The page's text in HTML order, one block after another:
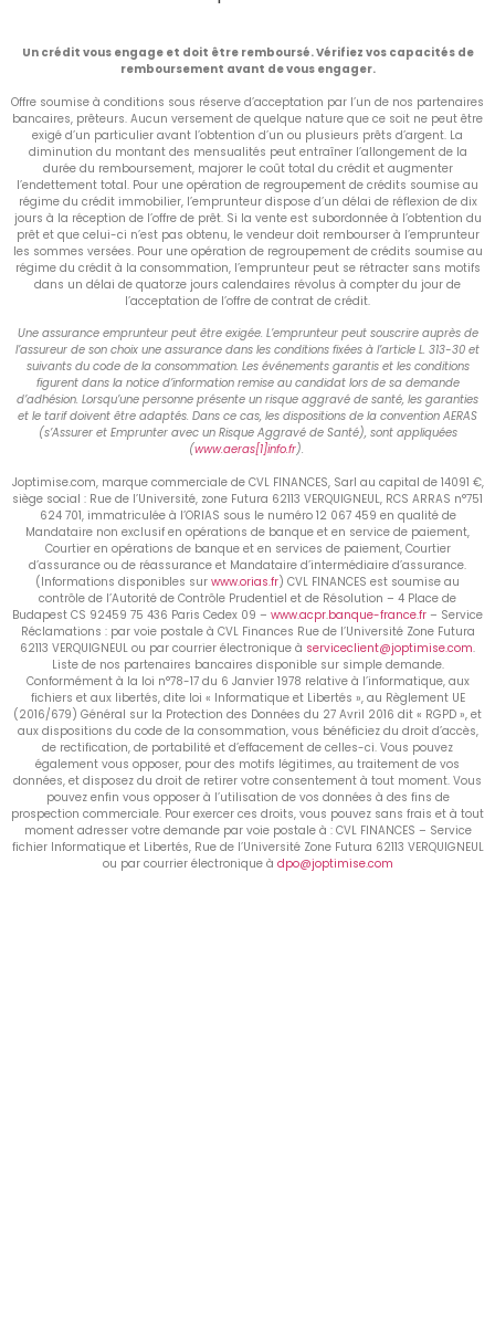
Un crédit vous engage et doit être remboursé. Vérifiez vos capacités de
remboursement avant de vous engager.
Offre soumise à conditions sous réserve d’acceptation par l’un de nos partenaires
bancaires, prêteurs. Aucun versement de quelque nature que ce soit ne peut être
exigé d’un particulier avant l’obtention d’un ou plusieurs prêts d’argent. La
diminution du montant des mensualités peut entraîner l’allongement de la
durée du remboursement, majorer le coût total du crédit et augmenter
l’endettement total. Pour une opération de regroupement de crédits soumise au
régime du crédit immobilier, l’emprunteur dispose d’un délai de réflexion de dix
jours à la réception de l’offre de prêt. Si la vente est subordonnée à l’obtention du
prêt et que celui-ci n’est pas obtenu, le vendeur doit rembourser à l’emprunteur
les sommes versées. Pour une opération de regroupement de crédits soumise au
régime du crédit à la consommation, l’emprunteur peut se rétracter sans motifs
dans un délai de quatorze jours calendaires révolus à compter du jour de
l’acceptation de l’offre de contrat de crédit.
Une assurance emprunteur peut être exigée. L’emprunteur peut souscrire auprès de
l’assureur de son choix une assurance dans les conditions fixées à l’article L. 313-30 et
suivants du code de la consommation. Les événements garantis et les conditions
figurent dans la notice d’information remise au candidat lors de sa demande
d’adhésion. Lorsqu’une personne présente un risque aggravé de santé, les garanties
et le tarif doivent être adaptés. Dans ce cas, les dispositions de la convention AERAS
(s’Assurer et Emprunter avec un Risque Aggravé de Santé), sont appliquées
(www.aeras[1]info.fr).
Joptimise.com, marque commerciale de CVL FINANCES, Sarl au capital de 14091 €,
siège social : Rue de l’Université, zone Futura 62113 VERQUIGNEUL, RCS ARRAS n°751
624 701, immatriculée à l’ORIAS sous le numéro 12 067 459 en qualité de
Mandataire non exclusif en opérations de banque et en service de paiement,
Courtier en opérations de banque et en services de paiement, Courtier
d’assurance ou de réassurance et Mandataire d’intermédiaire d’assurance.
(Informations disponibles sur www.orias.fr) CVL FINANCES est soumise au
contrôle de l’Autorité de Contrôle Prudentiel et de Résolution – 4 Place de
Budapest CS 92459 75 436 Paris Cedex 09 – www.acpr.banque-france.fr – Service
Réclamations : par voie postale à CVL Finances Rue de l’Université Zone Futura
62113 VERQUIGNEUL ou par courrier électronique à serviceclient@joptimise.com.
Liste de nos partenaires bancaires disponible sur simple demande.
Conformément à la loi n°78-17 du 6 Janvier 1978 relative à l’informatique, aux
fichiers et aux libertés, dite loi « Informatique et Libertés », au Règlement UE
(2016/679) Général sur la Protection des Données du 27 Avril 2016 dit « RGPD », et
aux dispositions du code de la consommation, vous bénéficiez du droit d’accès,
de rectification, de portabilité et d’effacement de celles-ci. Vous pouvez
également vous opposer, pour des motifs légitimes, au traitement de vos
données, et disposez du droit de retirer votre consentement à tout moment. Vous
pouvez enfin vous opposer à l’utilisation de vos données à des fins de
prospection commerciale. Pour exercer ces droits, vous pouvez sans frais et à tout
moment adresser votre demande par voie postale à : CVL FINANCES – Service
fichier Informatique et Libertés, Rue de l’Université Zone Futura 62113 VERQUIGNEUL
ou par courrier électronique à dpo@joptimise.com